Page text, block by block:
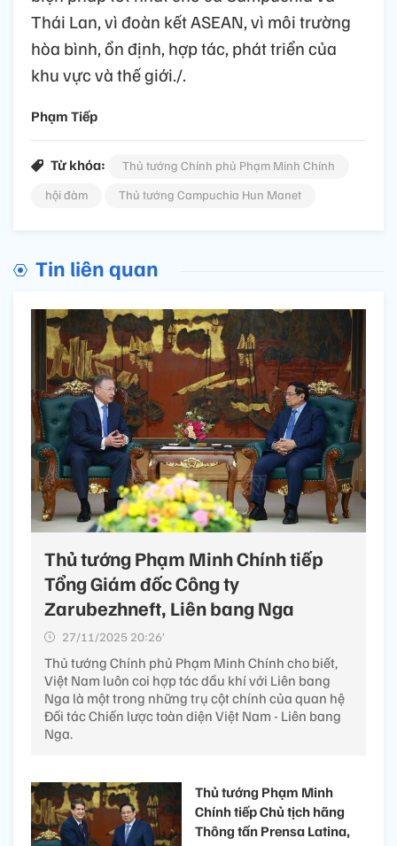
Thái Lan, vì đoàn kết ASEAN, vì môi trường
hòa bình, ổn định, hợp tác, phát triển của
khu vực và thế giới./.
Phạm Tiếp
Từ khóa:
Thủ tướng Chính phủ Phạm Minh Chính
hội đàm
Thủ tướng Campuchia Hun Manet
Tin liên quan
Thủ tướng Phạm Minh Chính tiếp
Tổng Giám đốc Công ty
Zarubezhneft, Liên bang Nga
27/11/2025 20:26’
Thủ tướng Chính phủ Phạm Minh Chính cho biết,
Việt Nam luôn coi hợp tác dầu khí với Liên bang
Nga là một trong những trụ cột chính của quan hệ
Đối tác Chiến lược toàn diện Việt Nam - Liên bang
Nga.
Thủ tướng Phạm Minh
Chính tiếp Chủ tịch hãng
Thông tấn Prensa Latina,